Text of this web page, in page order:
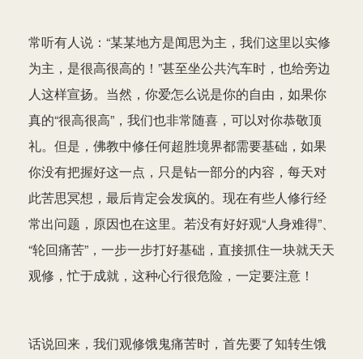
常听有人说：“某某地方是闻思为主，我们这里以实修
为主，是很高很高的！”甚至坐公共汽车时，也给旁边
人这样宣扬。当然，你爱怎么说是你的自由，如果你
真的“很高很高”，我们也非常随喜，可以对你恭敬顶
礼。但是，佛教中修任何超胜境界都需要基础，如果
你没有把握好这一点，只是钻一部分的内容，每天对
此苦思冥想，最后肯定会发疯的。现在有些人修行经
常出问题，原因也在这里。若没有好好观“人身难得”、
“轮回痛苦”，一步一步打好基础，直接抓住一块就天天
观修，忙于成就，这种心行很危险，一定要注意！
话说回来，我们观修饿鬼痛苦时，首先要了知转生饿